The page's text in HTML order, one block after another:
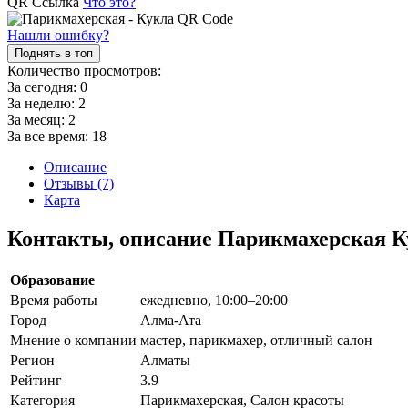
Нашли ошибку?
Поднять в топ
Количество просмотров:
За сегодня: 0
За неделю: 2
За месяц: 2
За все время: 18
Описание
Отзывы (7)
Карта
Контакты, описание Парикмахерская
Образование
Время работы
ежедневно, 10:00–20:00
Город
Алма-Ата
Мнение о компании мастер, парикмахер, отличный салон
Регион
Алматы
Рейтинг
3.9
Категория
Парикмахерская, Салон красоты